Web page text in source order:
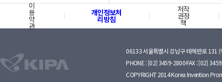
이
용
약
관
개인정보처
리방침
저작
권정
책
06133 서울특별시 강남구 테헤란로 131 (
PHONE : [02] 3459-2800·FAX : [02]
COPYRIGHT 2014 Korea Invention